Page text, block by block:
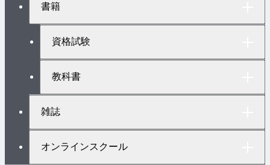
書籍
資格試験
教科書
雑誌
オンラインスクール